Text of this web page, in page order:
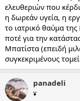
ελευθεριών που
η δωρεάν υγεία, η
το ιατρικό θαύμα
ποτέ για την
Μπατίστα (επειδή
συγκεκριμένους
panadeli
¥